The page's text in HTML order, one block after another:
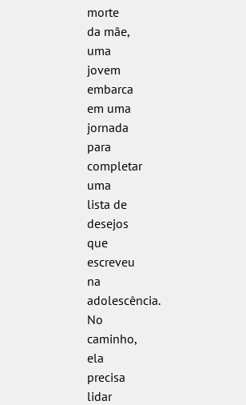
morte
da mãe,
uma
jovem
embarca
em uma
jornada
para
completar
uma
lista de
desejos
que
escreveu
na
adolescência.
No
caminho,
ela
precisa
lidar